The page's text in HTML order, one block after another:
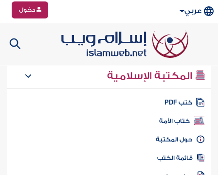
عربي دخول
المكتبة الإسلامية
كتب PDF
كتاب الأمة
المكتبة